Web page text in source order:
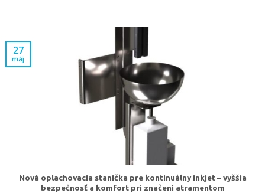
Nová oplachovacia stanička pre kontinuálny inkjet – vyššia
bezpečnosť a komfort pri značení atramentom
27
máj